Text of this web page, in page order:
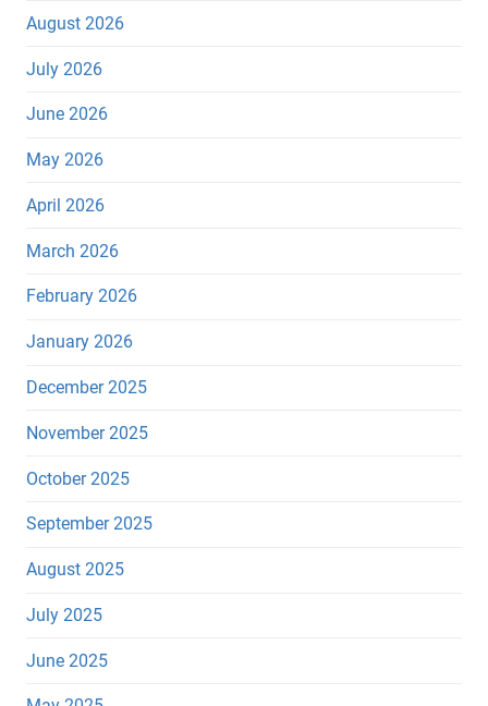
August 2026
July 2026
June 2026
May 2026
April 2026
March 2026
February 2026
January 2026
December 2025
November 2025
October 2025
September 2025
August 2025
July 2025
June 2025